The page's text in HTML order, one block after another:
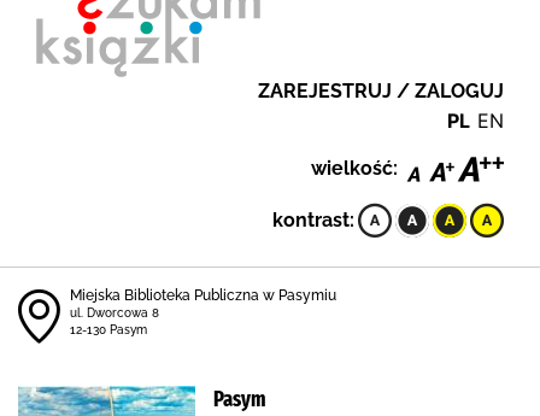
ZAREJESTRUJ / ZALOGUJ
PL EN
wielkość:
kontrast:
Miejska Biblioteka Publiczna w Pasymiu
ul. Dworcowa 8
12-130 Pasym
Pasym